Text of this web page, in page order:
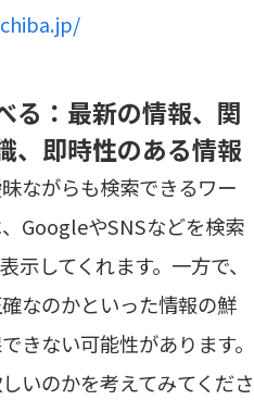
る：最新の情報、関
、即時性のある情報
ながらも検索できるワー
GoogleやSNSなどを検索
示してくれます。一方で、
なのかといった情報の鮮
きない可能性があります。
いのかを考えてみてくださ